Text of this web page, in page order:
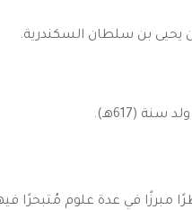
يحيى بن سلطان السكندرية.
(617هـ).
مبرزًا في عدة علوم مُتبحرًا